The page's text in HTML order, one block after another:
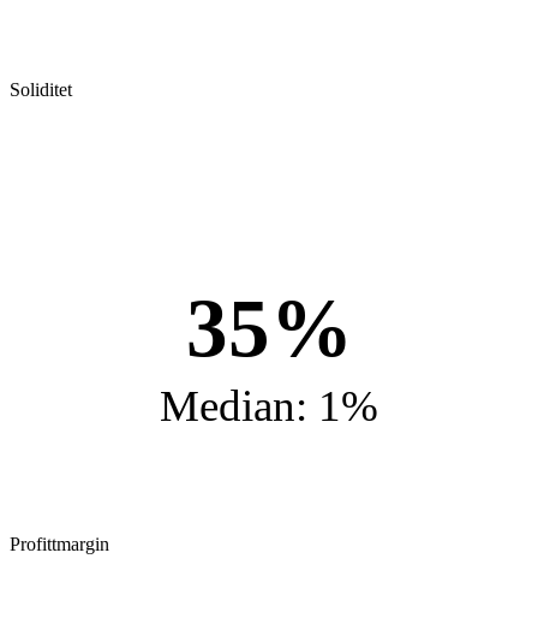
Soliditet
35%
Median: 1%
Profittmargin